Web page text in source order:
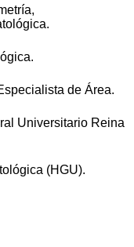
de Área.
Universitario Reina
(HGU).